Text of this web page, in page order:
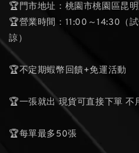
🏆門市地址：桃園市桃園區昆
🏆營業時間：11:00～14:30（
諒）
🏆不定期蝦幣回饋+免運活動
🏆一張就出 現貨可直接下單 不
🏆每單最多50張